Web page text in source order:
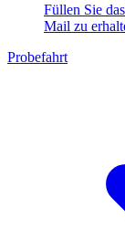
Füllen Sie
Mail zu
Probefahrt